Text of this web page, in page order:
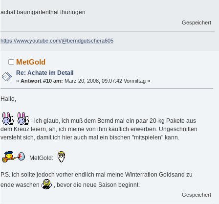
achat baumgartenthal thüringen
Gespeichert
https://www.youtube.com/@berndgutschera605
MetGold
Re: Achate im Detail
«Antwort #10 am: März 20, 2008, 09:07:42 Vormittag »
Hallo,
- ich glaub, ich muß dem Bernd mal ein paar 20-kg Pakete aus
dem Kreuz leiern, äh, ich meine von ihm käuflich erwerben. Ungeschnitten
versteht sich, damit ich hier auch mal ein bischen "mitspielen" kann.
MetGold:
P.S. Ich sollte jedoch vorher endlich mal meine Winterration Goldsand zu
ende waschen
, bevor die neue Saison beginnt.
Gespeichert